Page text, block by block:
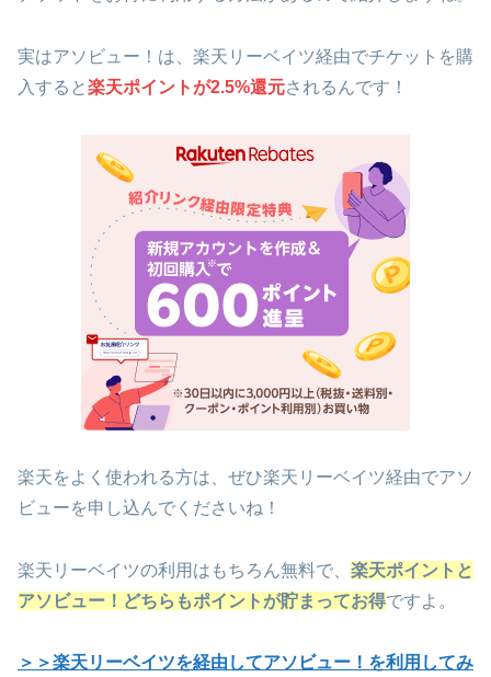
実はアソビュー！は、楽天リーベイツ経由でチケットを購
入すると楽天ポイントが2.5%還元されるんです！
楽天をよく使われる方は、ぜひ楽天リーベイツ経由でアソ
ビューを申し込んでくださいね！
楽天リーベイツの利用はもちろん無料で、 楽天ポイントと
アソビュー！どちらもポイントが貯まってお得ですよ。
＞＞楽天リーベイツを経由してアソビュー ！を利用してみ